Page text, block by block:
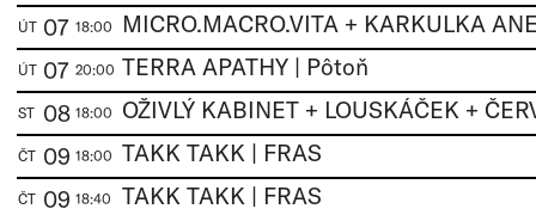
ÚT 07 18:00
ÚT 07 20:00 TERRA APATHY | Pôtoň
ST 08 18:00
ČT 09 18:00 TAKK TAKK | FRAS
ČT 09 18:40 TAKK TAKK | FRAS